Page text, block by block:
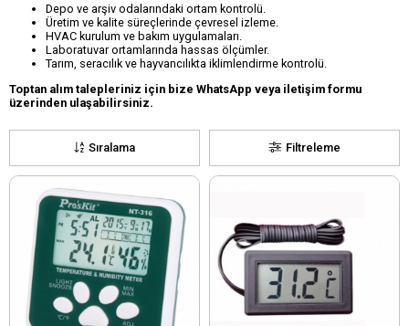
Depo ve arşiv odalarındaki ortam kontrolü.
Üretim ve kalite süreçlerinde çevresel izleme.
HVAC kurulum ve bakım uygulamaları.
Laboratuvar ortamlarında hassas ölçümler.
Tarım, seracılık ve hayvancılıkta iklimlendirme kontrolü.
Toptan alım talepleriniz için bize WhatsApp veya iletişim formu
üzerinden ulaşabilirsiniz.
Filtreleme
Sıralama